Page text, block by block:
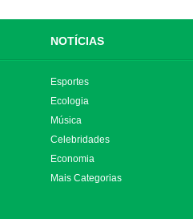
NOTÍCIAS
Esportes
Ecologia
Música
Celebridades
Economia
Mais Categorias